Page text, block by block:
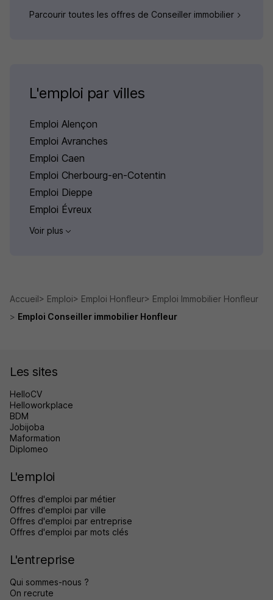
Parcourir toutes les offres de Conseiller immobilier
L'emploi par villes
Emploi Alençon
Emploi Avranches
Emploi Caen
Emploi Cherbourg-en-Cotentin
Emploi Dieppe
Emploi Évreux
Voir plus
Accueil Emploi Emploi Honfleur
Emploi Immobilier Honfleur
Emploi Conseiller immobilier Honfleur
Les sites
HelloCV
Helloworkplace
BDM
Jobijoba
Maformation
Diplomeo
L'emploi
Offres d'emploi par métier
Offres d'emploi par ville
Offres d'emploi par entreprise
Offres d'emploi par mots clés
L'entreprise
Qui sommes-nous ?
On recrute